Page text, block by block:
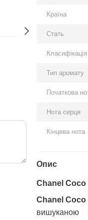
Країна
Стать
Класифікація
Тип аромату
Початкова
Нота серця
Кінцева нота
Опис
Chanel Coco
Chanel Coco
вишуканою